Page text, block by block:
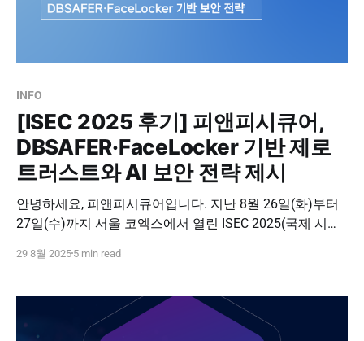
INFO
[ISEC 2025 후기] 피앤피시큐어,
DBSAFER·FaceLocker 기반 제로
트러스트와 AI 보안 전략 제시
안녕하세요, 피앤피시큐어입니다. 지난 8월 26일(화)부터
27일(수)까지 서울 코엑스에서 열린 ISEC 2025(국제 시큐
로 트러스트 인증 전략을 선보였습니다. 오늘은 많은 분들
ISEC 2025는 아시아 최대 규모의 보안 컨퍼런스로, 올해는
AI·SECURITY를 주제로
29 8월 2025 5 min read